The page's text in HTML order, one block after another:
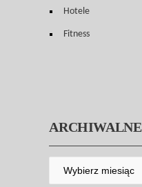
Hotele
Fitness